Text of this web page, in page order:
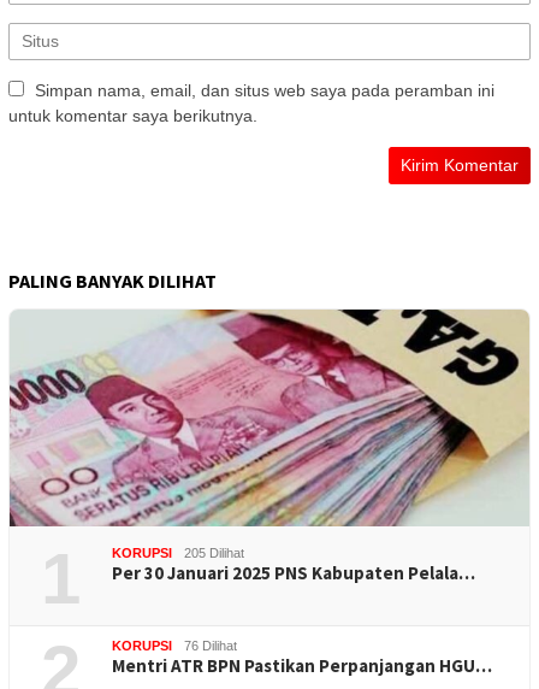
Simpan nama, email, dan situs web saya pada peramban ini
untuk komentar saya berikutnya.
PALING BANYAK DILIHAT
1 KORUPSI 205 Dilihat
Per 30 Januari 2025 PNS Kabupaten Pelala…
2 KORUPSI 76 Dilihat
Mentri ATR BPN Pastikan Perpanjangan HGU…